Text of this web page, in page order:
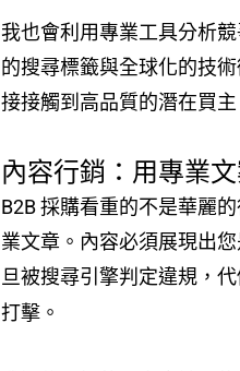
我也會利用專業工具分析
的搜尋標籤與全球化的技
接接觸到高品質的潛在買主
內容行銷：用專業
B2B 採購看重的不是華麗
業文章。內容必須展現出
旦被搜尋引擎判定違規，
打擊。